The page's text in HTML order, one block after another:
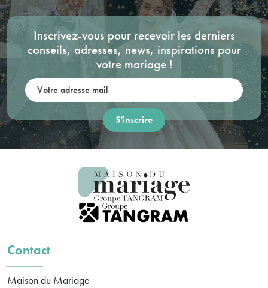
Inscrivez-vous pour recevoir les derniers
conseils, adresses, news, inspirations pour
votre mariage !
Contact
Maison du Mariage